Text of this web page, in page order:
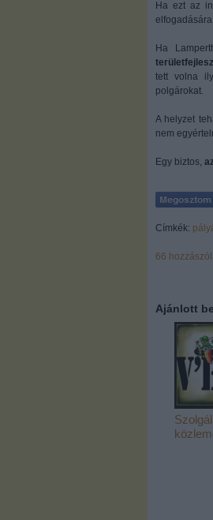
Ha ezt az
Ha
tett volna
polgárokat.
A helyzet
nem
Egy biztos,
Címkék:
66
Ajánlott